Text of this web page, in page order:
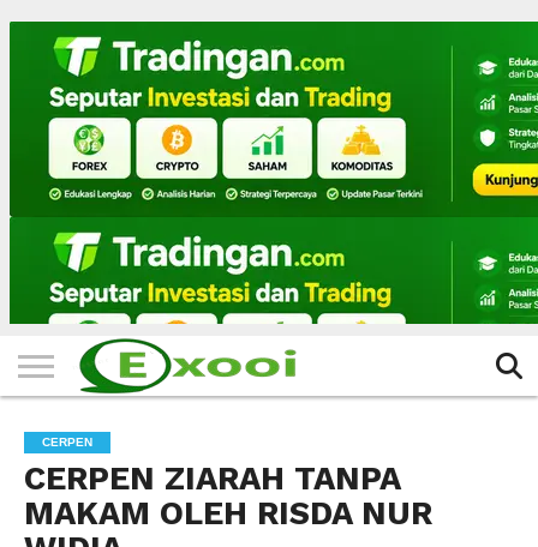
HOME
FILTER
BERITA
BIODATA
CERITA
CERPEN
EKSKLUSIF
FOTO
VIDEO
TIPS
MORE
CERPEN
CERPEN ZIARAH TANPA
MAKAM OLEH RISDA NUR